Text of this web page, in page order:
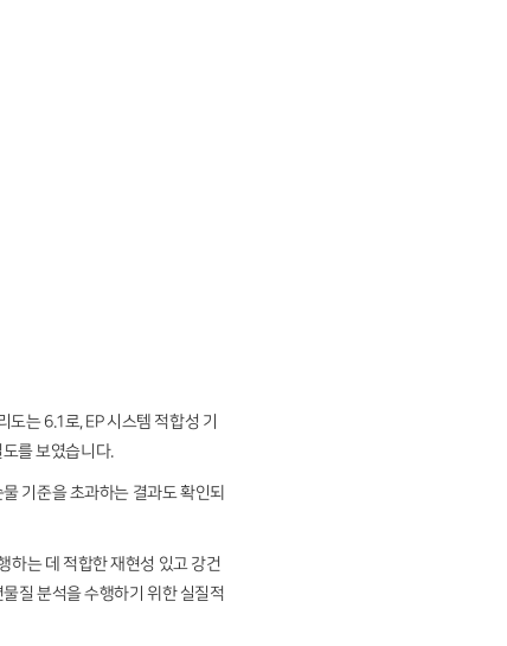
는 6.1로, EP 시스템 적합성 기
를 보였습니다.
기준을 초과하는 결과도 확인되
하는 데 적합한 재현성 있고 강건
질 분석을 수행하기 위한 실질적